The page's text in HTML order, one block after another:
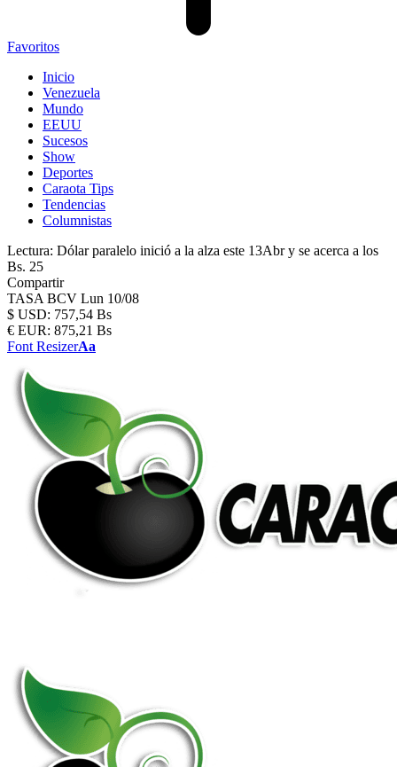
Favoritos
Inicio
Venezuela
Mundo
EEUU
Sucesos
Show
Deportes
Caraota Tips
Tendencias
Columnistas
Lectura: Dólar paralelo inició a la alza este 13Abr y se acerca a los
Bs. 25
Compartir
TASA BCV Lun 10/08
$ USD: 757,54 Bs
€ EUR: 875,21 Bs
Font ResizerAa